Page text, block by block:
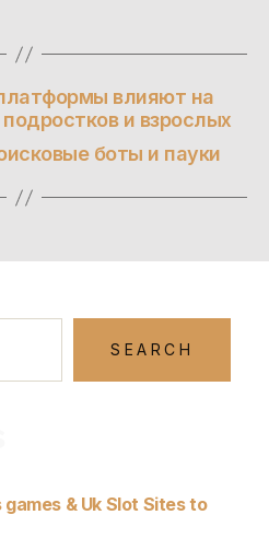
влияют на
и взрослых
боты и пауки
SEARCH
& Uk Slot Sites to